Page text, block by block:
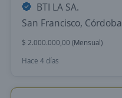
BTI LA SA.
San Francisco, Córdoba
$ 2.000.000,00 (Mensual)
Hace 4 días